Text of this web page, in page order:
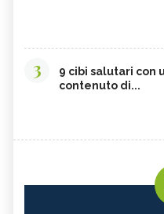
3
9 cibi salutari con
contenuto di...